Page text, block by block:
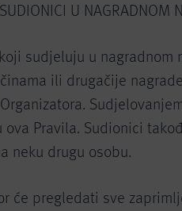
U NAGRADNOM
sudjeluju u nagradnom
ili drugačije
ova Pravila. Sudionici
neku drugu osobu.
će pregledati sve